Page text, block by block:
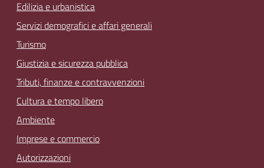
Edilizia e urbanistica
Servizi demografici e affari generali
Turismo
Giustizia e sicurezza pubblica
Tributi, finanze e contravvenzioni
Cultura e tempo libero
Ambiente
Imprese e commercio
Autorizzazioni